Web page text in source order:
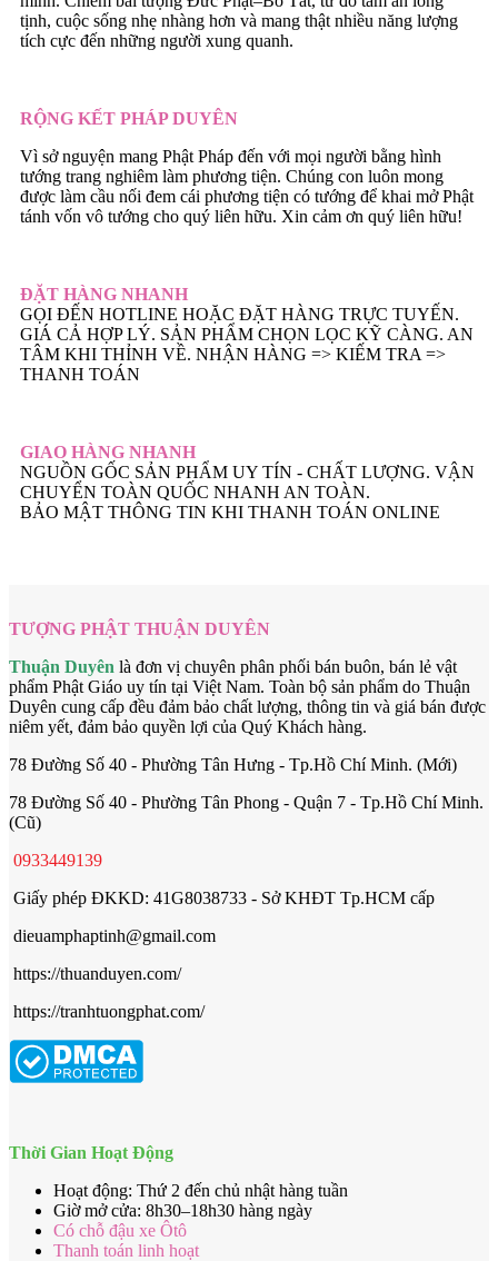
tịnh, cuộc sống nhẹ nhàng hơn và mang thật nhiều năng lượng
tích cực đến những người xung quanh.
RỘNG KẾT PHÁP DUYÊN
Vì sở nguyện mang Phật Pháp đến với mọi người bằng hình
tướng trang nghiêm làm phương tiện. Chúng con luôn mong
được làm cầu nối đem cái phương tiện có tướng để khai mở Phật
tánh vốn vô tướng cho quý liên hữu. Xin cảm ơn quý liên hữu!
ĐẶT HÀNG NHANH
GỌI ĐẾN HOTLINE HOẶC ĐẶT HÀNG TRỰC TUYẾN.
GIÁ CẢ HỢP LÝ. SẢN PHẨM CHỌN LỌC KỸ CÀNG. AN
TÂM KHI THỈNH VỀ. NHẬN HÀNG => KIẾM TRA =>
THANH TOÁN
GIAO HÀNG NHANH
NGUỒN GỐC SẢN PHẨM UY TÍN - CHẤT LƯỢNG. VẬN
CHUYỂN TOÀN QUỐC NHANH AN TOÀN.
BẢO MẬT THÔNG TIN KHI THANH TOÁN ONLINE
TƯỢNG PHẬT THUẬN DUYÊN
Thuận Duyên là đơn vị chuyên phân phối bán buôn, bán lẻ vật
phẩm Phật Giáo uy tín tại Việt Nam. Toàn bộ sản phẩm do Thuận
Duyên cung cấp đều đảm bảo chất lượng, thông tin và giá bán được
niêm yết, đảm bảo quyền lợi của Quý Khách hàng.
78 Đường Số 40 - Phường Tân Hưng - Tp.Hồ Chí Minh. (Mới)
78 Đường Số 40 - Phường Tân Phong - Quận 7 - Tp.Hồ Chí Minh.
(Cũ)
0933449139
Giấy phép ĐKKD: 41G8038733 - Sở KHĐT Tp.HCM cấp
dieuamphaptinh@gmail.com
https://thuanduyen.com/
https://tranhtuongphat.com/
Thời Gian Hoạt Động
Hoạt động: Thứ 2 đến chủ nhật hàng tuần
Giờ mở cửa: 8h30–18h30 hàng ngày
Có chỗ đậu xe Ôtô
Thanh toán linh hoạt